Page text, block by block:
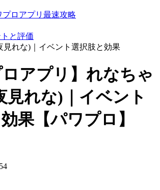
ロアプリ最速攻略
と評価
見れな)｜イベント選択肢と効果
ロアプリ】れなちゃ
見れな)｜イベント
果【パワプロ】